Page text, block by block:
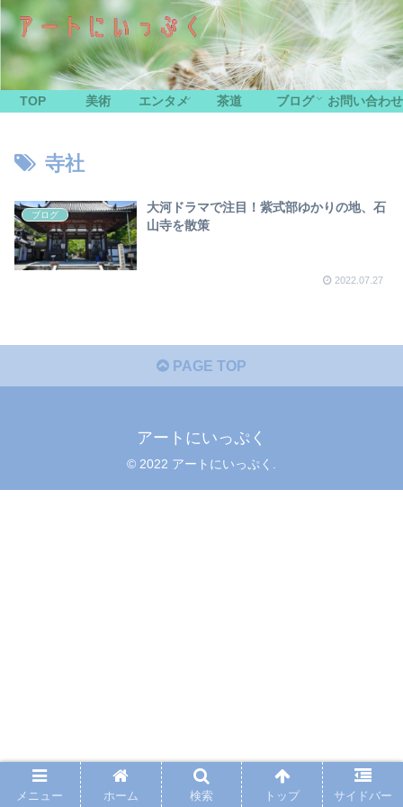
TOP 美術 エンタメ 茶道 ブログ お問い合わせ
寺社
ブログ
大河ドラマで注目！紫式部ゆかりの地、石
山寺を散策
2022.07.27
PAGE TOP
アートにいっぷく
© 2022 アートにいっぷく.
メニュー ホーム 検索 トップ サイドバー